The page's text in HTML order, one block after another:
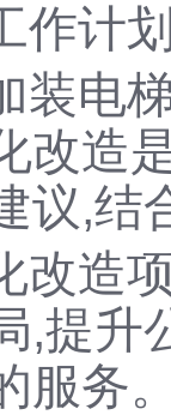
作计
装电
改造
议,结
改造
,提升
服务